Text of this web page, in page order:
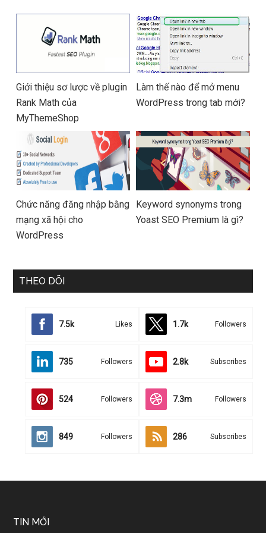
Giới thiệu sơ lược về plugin
Rank Math của
MyThemeShop
Làm thế nào để mở menu
WordPress trong tab mới?
Chức năng đăng nhập bằng
mạng xã hội cho
WordPress
Keyword synonyms trong
Yoast SEO Premium là gì?
THEO DÕI
7.5k Likes 1.7k Followers
735 Followers 2.8k Subscribes
524 Followers 7.3m Followers
849 Followers 286 Subscribes
TIN MỚI